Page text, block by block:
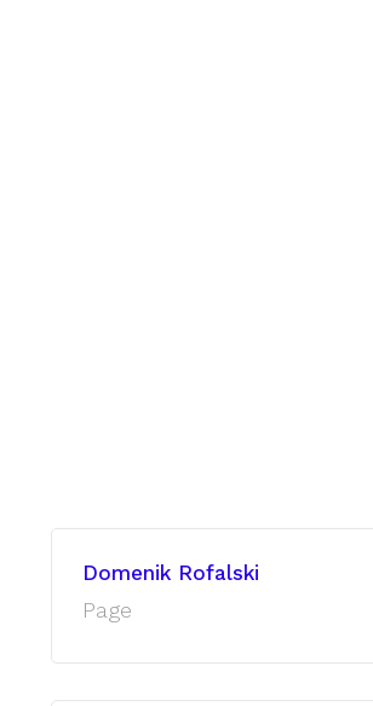
Domenik Rofalski
Page